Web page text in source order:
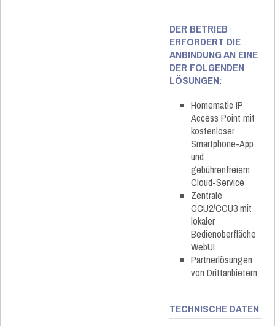
DER BETRIEB
ERFORDERT DIE
ANBINDUNG AN EINE
DER FOLGENDEN
LÖSUNGEN:
Homematic IP
Access Point mit
kostenloser
Smartphone-App
und
gebührenfreiem
Cloud-Service
Zentrale
CCU2/CCU3 mit
lokaler
Bedienoberfläche
WebUI
Partnerlösungen
von Drittanbietern
TECHNISCHE DATEN